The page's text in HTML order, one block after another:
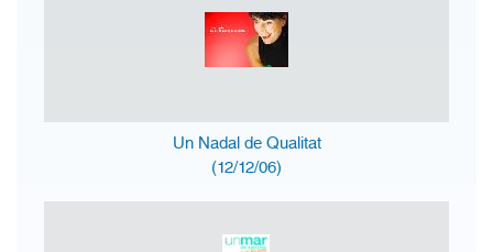
Un Nadal de Qualitat
(12/12/06)